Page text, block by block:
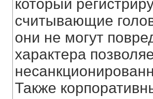
который
считывающие
они не могут
характера
Также